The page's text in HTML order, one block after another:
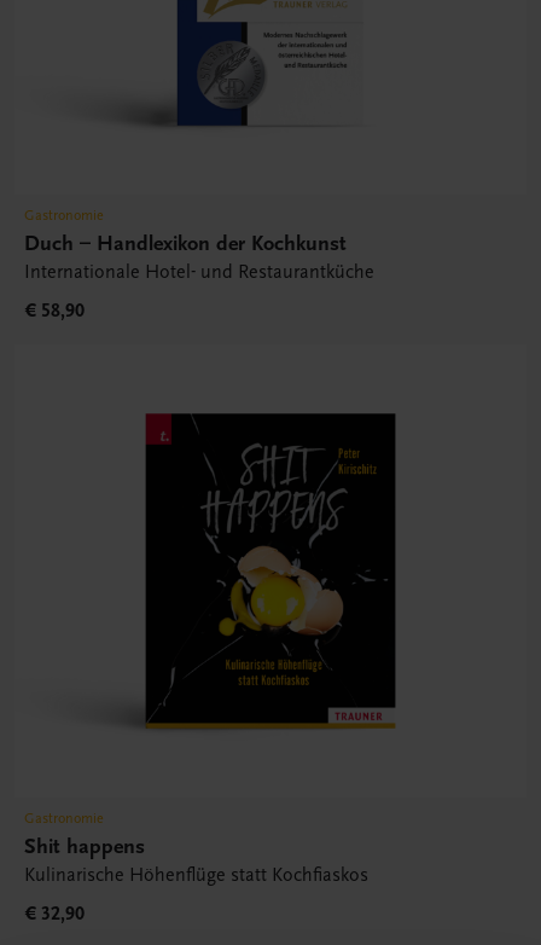
Gastronomie
Duch – Handlexikon der Kochkunst
Internationale Hotel- und Restaurantküche
€ 58,90
Gastronomie
Shit happens
Kulinarische Höhenflüge statt Kochfiaskos
€ 32,90